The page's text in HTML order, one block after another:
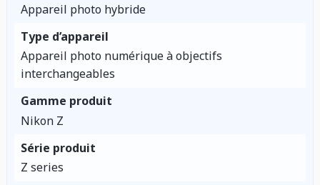
Appareil photo hybride
Type d’appareil
Appareil photo numérique à objectifs
interchangeables
Gamme produit
Nikon Z
Série produit
Z series